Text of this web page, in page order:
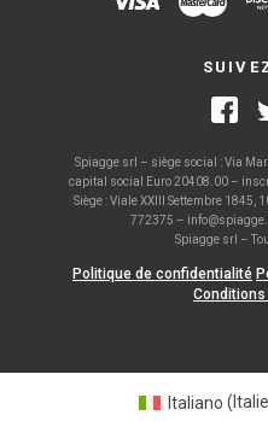
Spiagge srl – siège social : Via
capital social Euro 20408.00 –
Siège : Viale XXIII Settembre 1845,
772375 –
Spiagge srl –
Politique de confidentialité
Conditions
Italiano (